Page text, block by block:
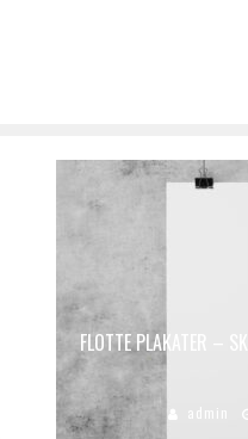
FLOTTE PLAKATER –
admin